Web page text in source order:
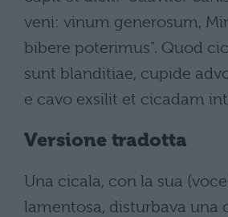
veni: vinum generosum,
bibere poterimus”. Quod
sunt blanditiae, cupide
e cavo exsilit et cicadam
Versione tradotta
Una cicala, con la sua
lamentosa, disturbava una